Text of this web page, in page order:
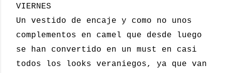
VIERNES
Un vestido de encaje y como no unos
complementos en camel que desde luego
se han convertido en un must en casi
todos los looks veraniegos, ya que van